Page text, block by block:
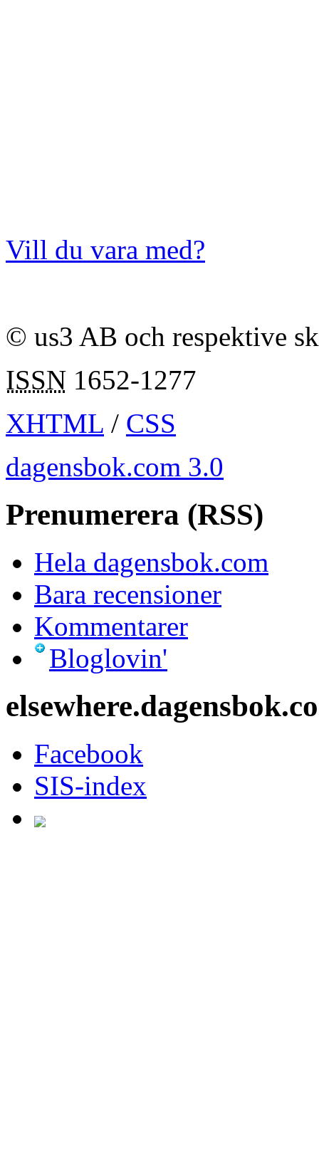
Vill du vara med?
© us3 AB och respektive
ISSN 1652-1277
XHTML / CSS
dagensbok.com 3.0
Prenumerera (RSS)
Hela dagensbok.com
Bara recensioner
Kommentarer
Bloglovin'
Facebook
SIS-index